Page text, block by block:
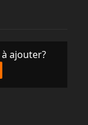
ajouter?